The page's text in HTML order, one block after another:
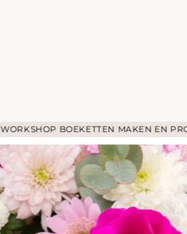
WORKSHOP BOEKETTEN MAKEN EN